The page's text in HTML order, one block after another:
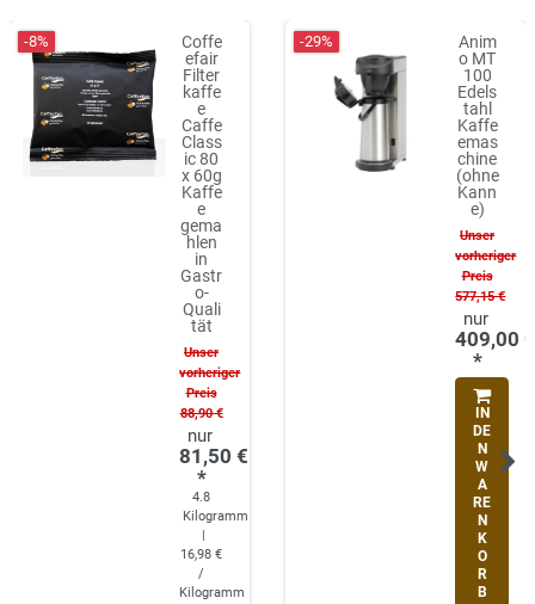
-8%
Coffe
efair
Filter
kaffe
e
Caffe
Class
ic 80
x 60g
Kaffe
e
gema
hlen
in
Gastr
o-
Quali
tät
Unser
vorheriger
Preis
88,90 €
81,50 €
*
4.8
Kilogramm
16,98 €
/
Kilogramm
-29%
Anim
o MT
100
Edels
tahl
Kaffe
emas
chine
(ohne
Kann
e)
Unser
vorheriger
Preis
577,15 €
409,00
*
IN
DE
N
W
A
RE
N
K
O
R
B